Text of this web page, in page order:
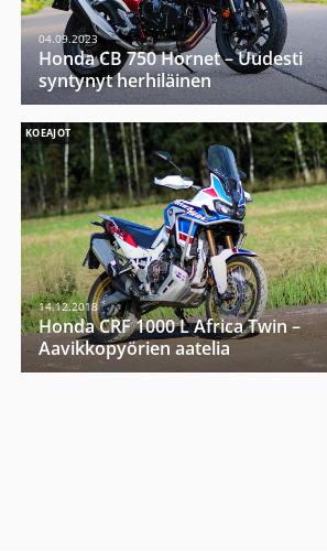
04.09.2023
Honda CB 750 Hornet – Uudesti
syntynyt herhiläinen
KOEAJOT
14.12.2018
Honda CRF 1000 L Africa Twin –
Aavikkopyörien aatelia